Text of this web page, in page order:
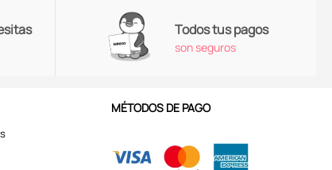
Todos tus pagos
son seguros
MÉTODOS DE PAGO